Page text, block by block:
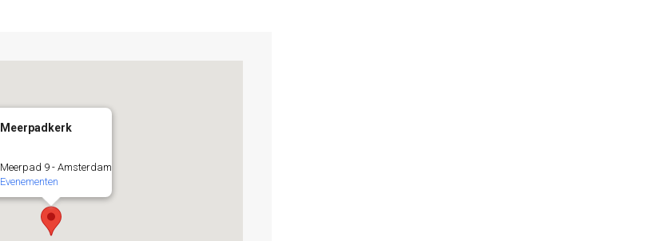
Meerpadkerk
Meerpad 9 - Amsterdam
Evenementen